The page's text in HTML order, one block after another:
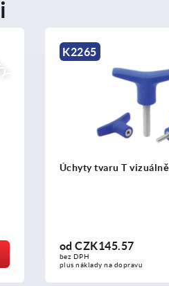
NOVINKY
detektovatelné
DETAILY